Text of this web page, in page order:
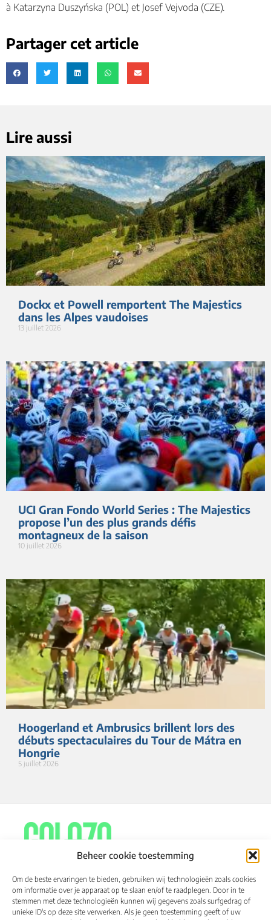
Beheer cookie toestemming
Om de beste ervaringen te bieden, gebruiken wij technologieën zoals cookies
om informatie over je apparaat op te slaan en/of te raadplegen. Door in te
stemmen met deze technologieën kunnen wij gegevens zoals surfgedrag of
unieke ID's op deze site verwerken. Als je geen toestemming geeft of uw
à Katarzyna Duszyńska (POL) et Josef Vejvoda (CZE).
Partager cet article
Lire aussi
Dockx et Powell remportent The Majestics
dans les Alpes vaudoises
13 juillet 2026
UCI Gran Fondo World Series : The Majestics
propose l’un des plus grands défis
montagneux de la saison
10 juillet 2026
Hoogerland et Ambrusics brillent lors des
débuts spectaculaires du Tour de Mátra en
Hongrie
5 juillet 2026
À propos de Calendrier Résultats